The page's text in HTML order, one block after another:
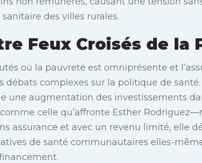
des villes rurales.
Feux Croisés de la
où la pauvreté est omniprésente et
débats complexes sur la politique de
une augmentation des investissements
celle qu’affronte Esther
assurance et avec un revenu limité, elle
de santé communautaires elles-